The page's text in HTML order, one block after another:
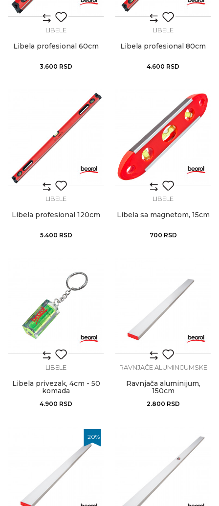
LIBELE
Libela profesional 60cm
3.600 RSD
LIBELE
Libela profesional 80cm
4.600 RSD
LIBELE
Libela profesional 120cm
5.400 RSD
LIBELE
Libela sa magnetom, 15cm
700 RSD
LIBELE
Libela privezak, 4cm - 50
komada
4.900 RSD
RAVNJAČE ALUMINIJUMSKE
Ravnjača aluminijum,
150cm
2.800 RSD
20%